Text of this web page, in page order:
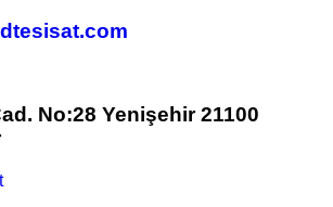
No:28 Yenişehir 21100